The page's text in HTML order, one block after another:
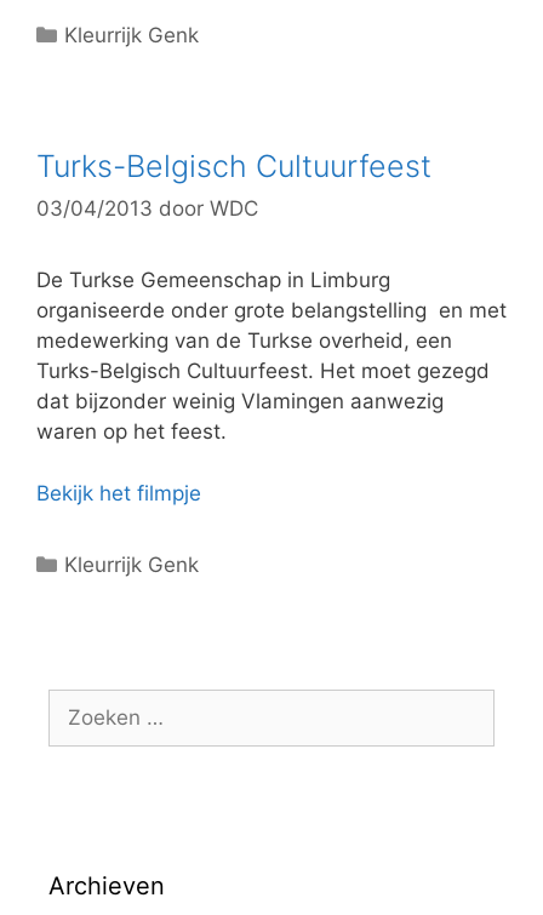
C
g
r
e
ë
n
Kleurrijk Genk
Turks-Belgisch Cultuurfeest
03/04/2013 door WDC
De Turkse Gemeenschap in Limburg
organiseerde onder grote belangstelling en met
medewerking van de Turkse overheid, een
Turks-Belgisch Cultuurfeest. Het moet gezegd
dat bijzonder weinig Vlamingen aanwezig
waren op het feest.
Bekijk het filmpje
C
g
o
r
Kleurrijk Genk
n
Archieven